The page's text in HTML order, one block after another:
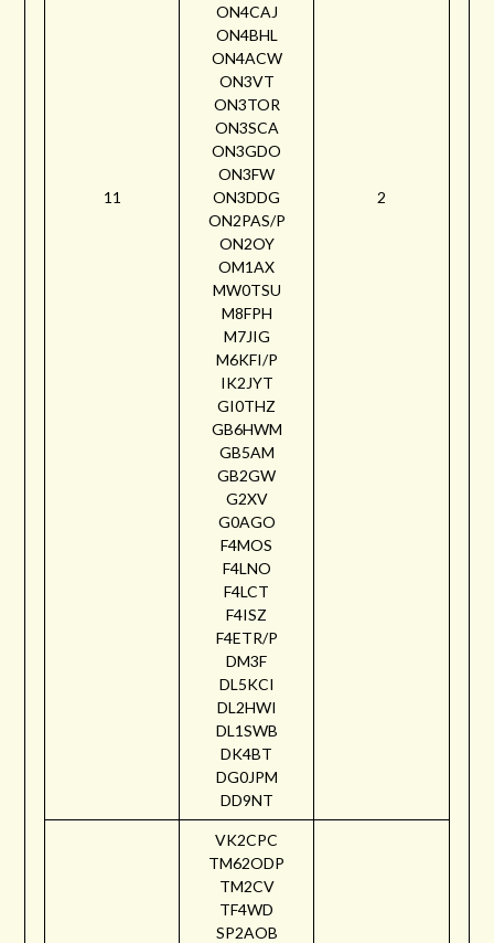
11
ON4CAJ
ON4BHL
ON4ACW
ON3VT
ON3TOR
ON3SCA
ON3GDO
ON3FW
ON3DDG
ON2PAS/P
ON2OY
OM1AX
MW0TSU
M8FPH
M7JIG
M6KFI/P
IK2JYT
GI0THZ
GB6HWM
GB5AM
GB2GW
G2XV
G0AGO
F4MOS
F4LNO
F4LCT
F4ISZ
F4ETR/P
DM3F
DL5KCI
DL2HWI
DL1SWB
DK4BT
DG0JPM
DD9NT
2
VK2CPC
TM62ODP
TM2CV
TF4WD
SP2AOB